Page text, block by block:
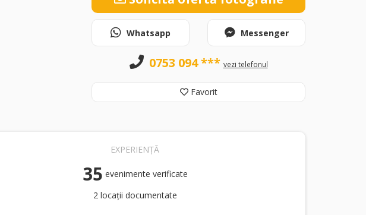
Whatsapp Messenger
0753 094 *** vezi telefonul
Favorit
EXPERIENȚĂ
35 evenimente verificate
2 locații documentate